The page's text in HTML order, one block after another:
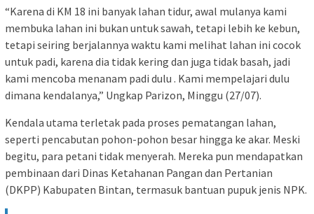
“Karena di KM 18 ini banyak lahan tidur, awal mulanya kami
membuka lahan ini bukan untuk sawah, tetapi lebih ke kebun,
tetapi seiring berjalannya waktu kami melihat lahan ini cocok
untuk padi, karena dia tidak kering dan juga tidak basah, jadi
kami mencoba menanam padi dulu . Kami mempelajari dulu
dimana kendalanya,” Ungkap Parizon, Minggu (27/07).
Kendala utama terletak pada proses pematangan lahan,
seperti pencabutan pohon-pohon besar hingga ke akar. Meski
begitu, para petani tidak menyerah. Mereka pun mendapatkan
pembinaan dari Dinas Ketahanan Pangan dan Pertanian
(DKPP) Kabupaten Bintan, termasuk bantuan pupuk jenis NPK.